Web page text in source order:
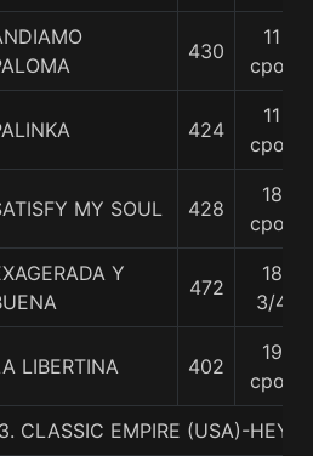
430
11
cpos
424
11
cpos
MY SOUL 428
18
cpos
Y
472
18
3/4
LIBERTINA 402
19
cpos
CLASSIC EMPIRE (USA)-HEY